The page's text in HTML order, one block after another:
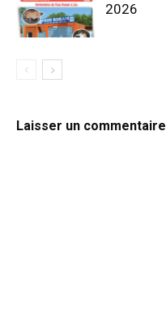
2026
Laisser un commentaire